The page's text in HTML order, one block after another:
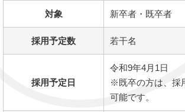
対象 新卒者・既卒者
採用予定数 若干名
採用予定日
令和9年4月1日
※既卒の方は、採
可能です。